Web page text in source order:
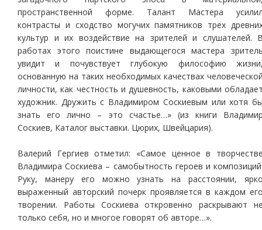
пространственной форме. Талант Мастера
контрасты и сходство могучих памятников трех
культур и их воздействие на зрителей и слушателей.
работах этого поистине выдающегося мастера
увидит и почувствует глубокую философию
основанную на таких необходимых качествах
личности, как честность и душевность, каковыми
художник. Дружить с Владимиром Соскиевым или хотя
знать его лично – это счастье…» (из книги
Соскиев, Каталог выставки. Цюрих, Швейцария).
Валерий Гергиев отметил: «Самое ценное в
Владимира Соскиева – самобытность героев и
Руку, манеру его можно узнать на расстоянии,
выраженный авторский почерк проявляется в каждом
творении. Работы Соскиева откровенно раскрывают
только себя, но и многое говорят об авторе…».